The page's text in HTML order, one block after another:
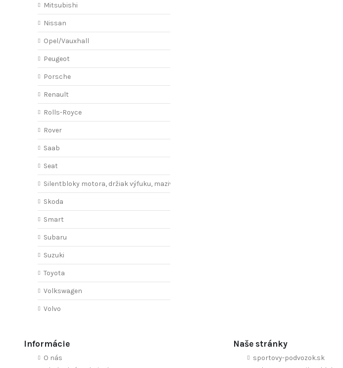
Mitsubishi
Nissan
Opel/Vauxhall
Peugeot
Porsche
Renault
Rolls-Royce
Rover
Saab
Seat
Silentbloky motora, držiak výfuku, mazivo
Skoda
Smart
Subaru
Suzuki
Toyota
Volkswagen
Volvo
Informácie
O nás
Naše stránky
sportovy-podvozok.sk